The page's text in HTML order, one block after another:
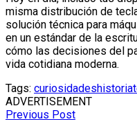
misma distribución de
solución técnica para
en un estándar de la
cómo las decisiones del
vida cotidiana moderna.
Tags: curiosidadeshistoria
ADVERTISEMENT
Previous Post